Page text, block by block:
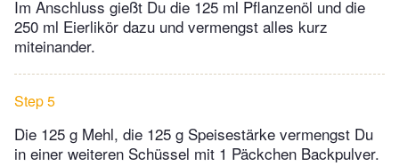
Im Anschluss gießt Du die 125 ml Pflanzenöl und die
250 ml Eierlikör dazu und vermengst alles kurz
miteinander.
Step 5
Die 125 g Mehl, die 125 g Speisestärke vermengst Du
in einer weiteren Schüssel mit 1 Päckchen Backpulver.